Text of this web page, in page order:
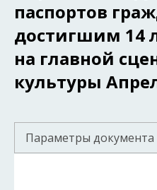
паспортов
достигшим 14
на главной
культуры
Параметры документа